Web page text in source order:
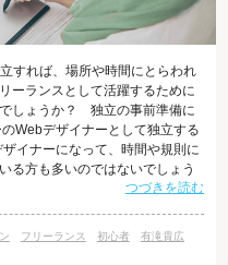
すれば、場所や時間にとらわれ
ーランスとして活躍するために
しょうか？ 独立の事前準備に
Webデザイナーとして独立する
イナーになって、時間や規則に
る方も多いのではないでしょう
なため、小さなお子さんや家
しての働き方ですが、会社組織
つづきを読む
フリーランス 初心者
有滝貴広